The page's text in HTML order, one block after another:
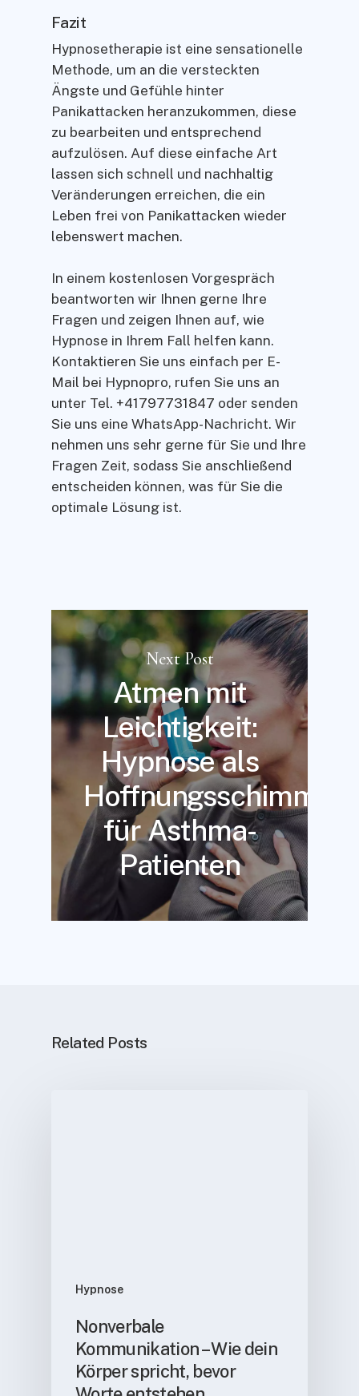
Fazit
Hypnosetherapie ist eine sensationelle
Methode, um an die versteckten
Ängste und Gefühle hinter
Panikattacken heranzukommen, diese
zu bearbeiten und entsprechend
aufzulösen. Auf diese einfache Art
lassen sich schnell und nachhaltig
Veränderungen erreichen, die ein
Leben frei von Panikattacken wieder
lebenswert machen.
In einem kostenlosen Vorgespräch
beantworten wir Ihnen gerne Ihre
Fragen und zeigen Ihnen auf, wie
Hypnose in Ihrem Fall helfen kann.
Kontaktieren Sie uns einfach per E-
Mail bei Hypnopro, rufen Sie uns an
unter Tel. +41797731847 oder senden
Sie uns eine WhatsApp-Nachricht. Wir
nehmen uns sehr gerne für Sie und Ihre
Fragen Zeit, sodass Sie anschließend
entscheiden können, was für Sie die
optimale Lösung ist.
Next Post
Atmen mit
Leichtigkeit:
Hypnose als
Hoffnungsschimmer
für Asthma-
Patienten
Related Posts
Hypnose
Nonverbale
Kommunikation – Wie dein
Körper spricht, bevor